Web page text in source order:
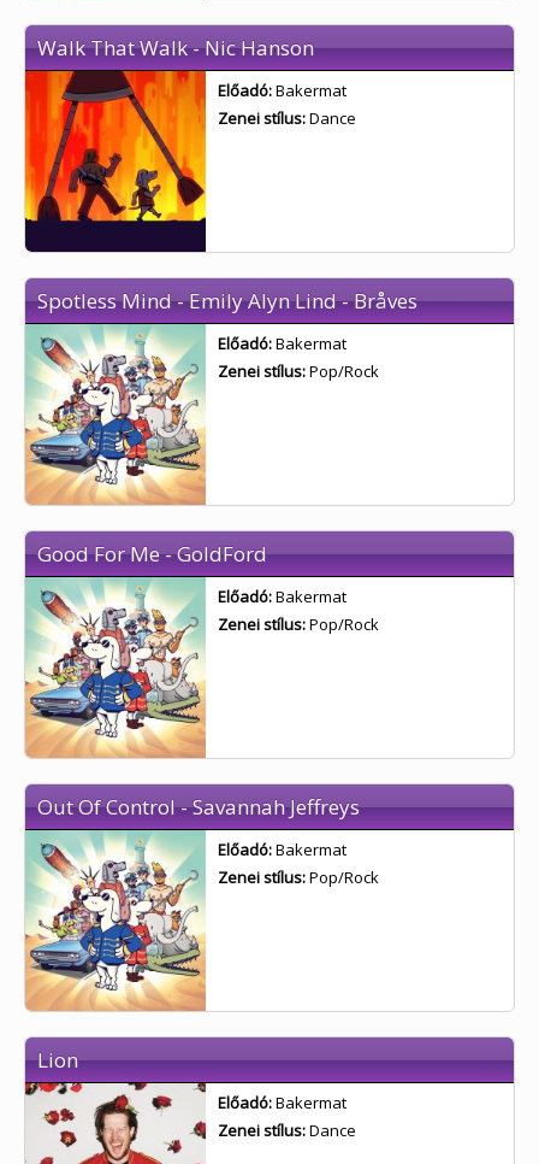
Walk That Walk - Nic Hanson
Előadó:Bakermat
Zenei stílus:Dance
Spotless Mind - Emily Alyn Lind - Bråves
Előadó:Bakermat
Zenei stílus:Pop/Rock
Good For Me - GoldFord
Előadó:Bakermat
Zenei stílus:Pop/Rock
Out Of Control - Savannah Jeffreys
Előadó:Bakermat
Zenei stílus:Pop/Rock
Lion
Előadó:Bakermat
Zenei stílus:Dance